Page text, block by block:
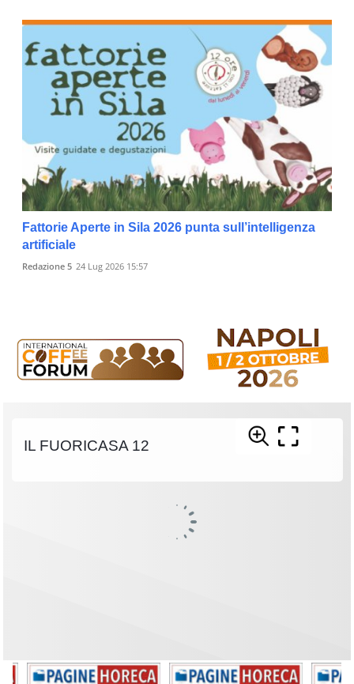
Fattorie Aperte in Sila 2026 punta sull’intelligenza
artificiale
Redazione 5 24 Lug 2026 15:57